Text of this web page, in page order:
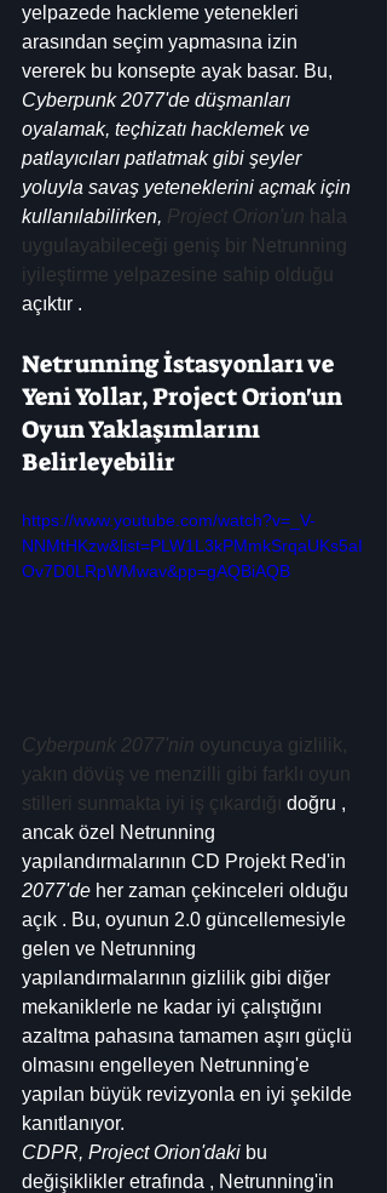
yelpazede hackleme yetenekleri
arasından seçim yapmasına izin
vererek bu konsepte ayak basar. Bu,
Cyberpunk 2077'de düşmanları
oyalamak, teçhizatı hacklemek ve
patlayıcıları patlatmak gibi şeyler
yoluyla savaş yeteneklerini açmak için
kullanılabilirken, Project Orion'un hala
uygulayabileceği geniş bir Netrunning
iyileştirme yelpazesine sahip olduğu
açıktır .
Netrunning İstasyonları ve
Yeni Yollar, Project Orion'un
Oyun Yaklaşımlarını
Belirleyebilir
https://www.youtube.com/watch?v=_V-
NNMtHKzw&list=PLW1L3kPMmkSrqaUKs5aI
Ov7D0LRpWMwav&pp=gAQBiAQB
Cyberpunk 2077'nin oyuncuya gizlilik,
yakın dövüş ve menzilli gibi farklı oyun
stilleri sunmakta iyi iş çıkardığı doğru ,
ancak özel Netrunning
yapılandırmalarının CD Projekt Red'in
2077'de her zaman çekinceleri olduğu
açık . Bu, oyunun 2.0 güncellemesiyle
gelen ve Netrunning
yapılandırmalarının gizlilik gibi diğer
mekaniklerle ne kadar iyi çalıştığını
azaltma pahasına tamamen aşırı güçlü
olmasını engelleyen Netrunning'e
yapılan büyük revizyonla en iyi şekilde
kanıtlanıyor.
CDPR, Project Orion'daki bu
değişiklikler etrafında , Netrunning'in